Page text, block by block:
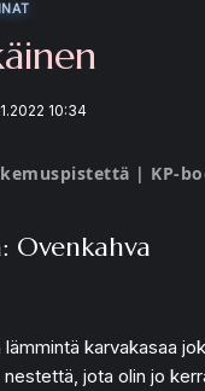
10:34
| KP-
lämmintä karvakasaa
nestettä, jota olin jo